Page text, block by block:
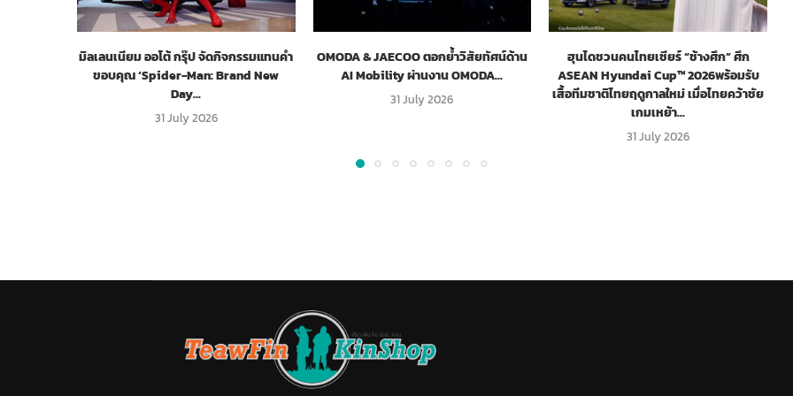
มิลเลนเนียม ออโต้ กรุ๊ป จัดกิจกรรมแทนคำ
ขอบคุณ ‘Spider-Man: Brand New
Day...
31 July 2026
OMODA & JAECOO ตอกย้ำวิสัยทัศน์ด้าน
AI Mobility ผ่านงาน OMODA...
31 July 2026
ฮุนไดชวนคนไทยเชียร์ “ช้างศึก” ศึก
ASEAN Hyundai Cup™ 2026พร้อมรับ
เสื้อทีมชาติไทยฤดูกาลใหม่ เมื่อไทยคว้าชัย
เกมเหย้า...
31 July 2026